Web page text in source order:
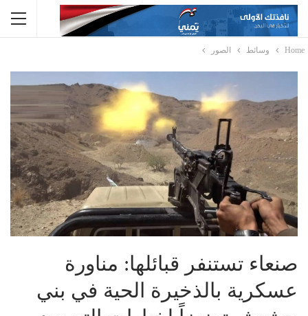
Home وسائط الصور
صنعاء تستنفر قبائلها: مناورة
عسكرية بالذخيرة الحية في بني